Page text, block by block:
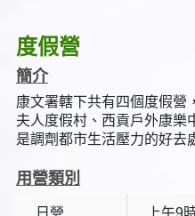
度假營
簡介
康文署轄下共有四個度假營
夫人度假村、西貢戶外康樂
是調劑都市生活壓力的好去
用營類別
日營 上午9